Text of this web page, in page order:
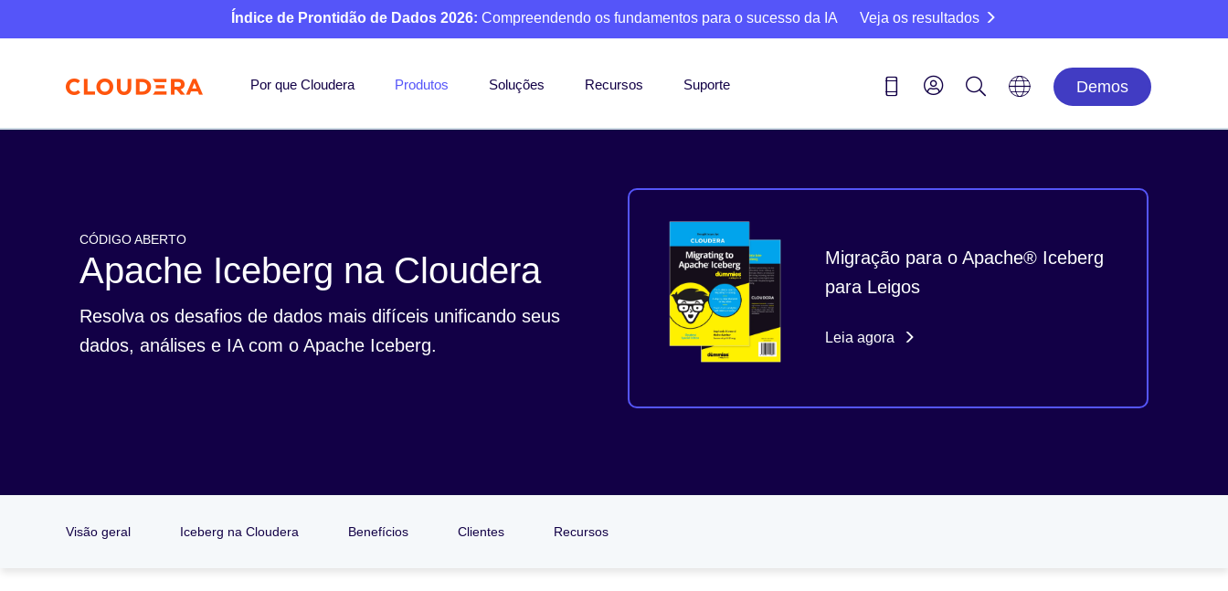
Índice de Prontidão de Dados 2026: Compreendendo os fundamentos para o sucesso da IA Veja os resultados
Por que Cloudera Produtos Soluções Recursos Suporte Demos
CÓDIGO ABERTO
Apache Iceberg na Cloudera
Resolva os desafios de dados mais difíceis unificando seus
dados, análises e IA com o Apache Iceberg.
Migração para o Apache® Iceberg
para Leigos
Leia agora
Visão geral Iceberg na Cloudera Benefícios Clientes Recursos